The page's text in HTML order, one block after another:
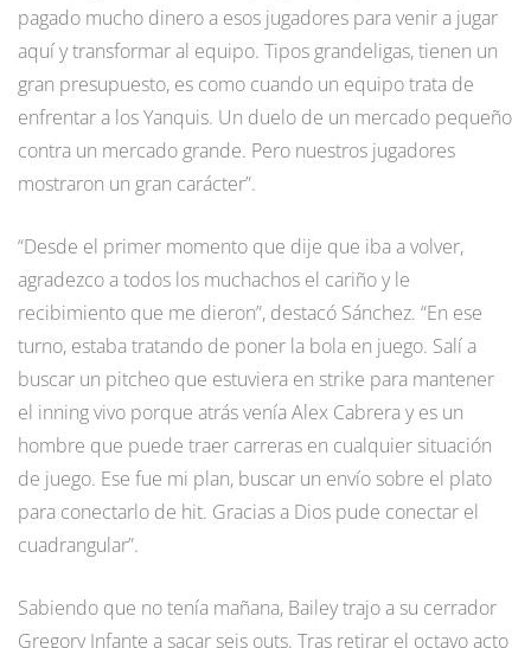
pagado mucho dinero a esos jugadores para venir a jugar
aquí y transformar al equipo. Tipos grandeligas, tienen un
gran presupuesto, es como cuando un equipo trata de
enfrentar a los Yanquis. Un duelo de un mercado pequeño
contra un mercado grande. Pero nuestros jugadores
mostraron un gran carácter”.
“Desde el primer momento que dije que iba a volver,
agradezco a todos los muchachos el cariño y le
recibimiento que me dieron”, destacó Sánchez. “En ese
turno, estaba tratando de poner la bola en juego. Salí a
buscar un pitcheo que estuviera en strike para mantener
el inning vivo porque atrás venía Alex Cabrera y es un
hombre que puede traer carreras en cualquier situación
de juego. Ese fue mi plan, buscar un envío sobre el plato
para conectarlo de hit. Gracias a Dios pude conectar el
cuadrangular”.
Sabiendo que no tenía mañana, Bailey trajo a su cerrador
Gregory Infante a sacar seis outs. Tras retirar el octavo acto